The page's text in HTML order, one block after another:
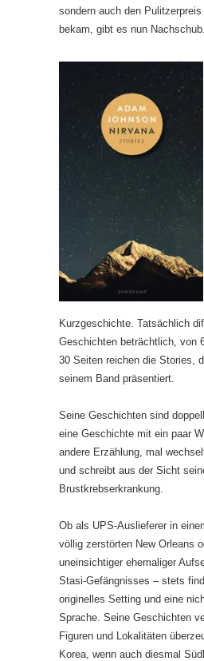
sondern auch den
bekam, gibt es nun Nachschub.
Kurzgeschichte. Tatsächlich
Geschichten beträchtlich, von
30 Seiten reichen die Stories,
seinem Band präsentiert.
Seine Geschichten sind
eine Geschichte mit ein paar
andere Erzählung, mal
und schreibt aus der Sicht
Brustkrebserkrankung.
Ob als UPS-Auslieferer in
völlig zerstörten New Orleans
uneinsichtiger ehemaliger
Stasi-Gefängnisses – stets
originelles Setting und eine
Sprache. Seine Geschichten
Figuren und Lokalitäten
Korea, wenn auch diesmal